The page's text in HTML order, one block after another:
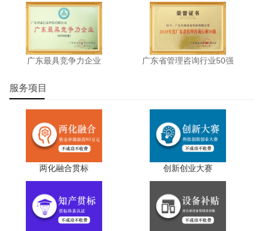
6.在专项资金审计过程中发现有重大违规行为的。
7.有尚在惩戒执行期内的科研诚信严重失信行为记录和
相关社会领域信用“黑名单”记录。
9.项目承担单位未按指南要求提供必备附件材料的。
10.项目未经主管部门组织推荐的。
11.其他相关情形。
高新技术企业认定 名优高新技术产品认定、省市工程
中心认定、省市企业技术中心认定、省市工业设计中心认
广东最具竞争力企业 广东省管理咨询行业50强
服务项目
两化融合贯标 创新创业大赛